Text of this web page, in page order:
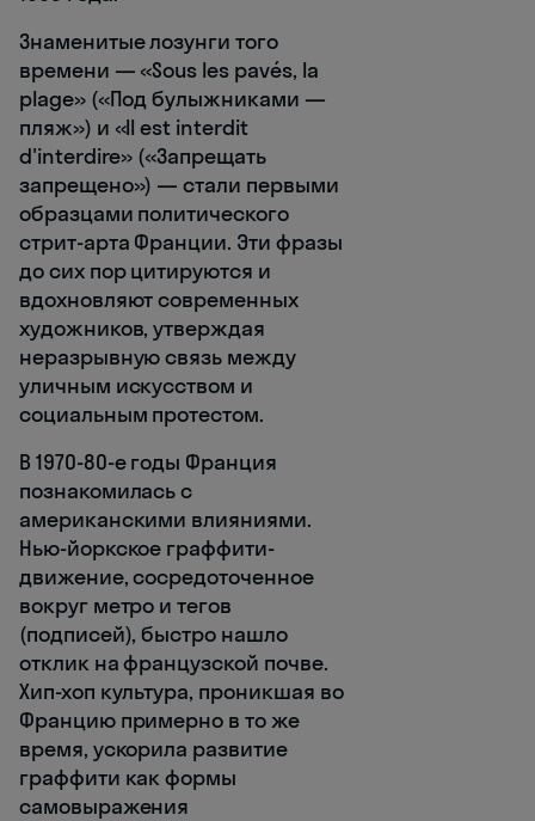
Знаменитые лозунги того
времени — «Sous les pavés, la
plage» («Под булыжниками —
пляж») и «Il est interdit
d'interdire» («Запрещать
запрещено») — стали первыми
образцами политического
стрит-арта Франции. Эти фразы
до сих пор цитируются и
вдохновляют современных
художников, утверждая
неразрывную связь между
уличным искусством и
социальным протестом.
В 1970-80-е годы Франция
познакомилась с
американскими влияниями.
Нью-йоркское граффити-
движение, сосредоточенное
вокруг метро и тегов
(подписей), быстро нашло
отклик на французской почве.
Хип-хоп культура, проникшая во
Францию примерно в то же
время, ускорила развитие
граффити как формы
самовыражения